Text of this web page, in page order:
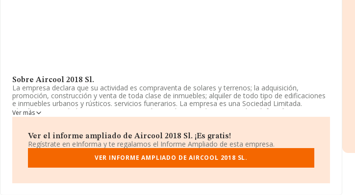
Sobre Aircool 2018 Sl.
La empresa declara que su actividad es compraventa de solares y terrenos; la adquisición,
promoción, construcción y venta de toda clase de inmuebles; alquiler de todo tipo de edificaciones
e inmuebles urbanos y rústicos. servicios funerarios. La empresa es una Sociedad Limitada.
Clasifica su actividad CNAE como 'Fontanería, instalaciones de sistemas de calefacción y aire
acondicionado', código 4322. La sociedad no tiene actividad en mercados exteriores.
No ha habido variación en cuanto al número de empleados con respecto al 2022 y atendiendo a
los datos disponibles en INFORMA, el número de empleados de la compañía ha estado por debajo
de la media de sector.
La sociedadAircool 2018 S.L, con número de identificación fiscal B49304751, está situada en Calle
Ver más
Ver el informe ampliado de Aircool 2018 Sl. ¡Es gratis!
Regístrate en eInforma y te regalamos el Informe Ampliado de esta empresa.
VER INFORME AMPLIADO DE AIRCOOL 2018 SL.